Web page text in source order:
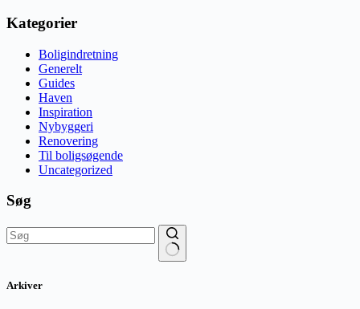
Kategorier
Boligindretning
Generelt
Guides
Haven
Inspiration
Nybyggeri
Renovering
Til boligsøgende
Uncategorized
Søg
resultater
Arkiver